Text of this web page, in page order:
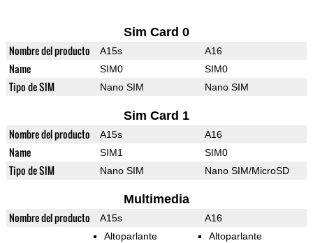
Sim Card 0
Nombre del producto A15s A16
Name SIM0 SIM0
Tipo de SIM Nano SIM Nano SIM
Sim Card 1
Nombre del producto A15s A16
Name SIM1 SIM0
Tipo de SIM Nano SIM Nano SIM/MicroSD
Multimedia
Nombre del producto A15s A16
Altoparlante Altoparlante